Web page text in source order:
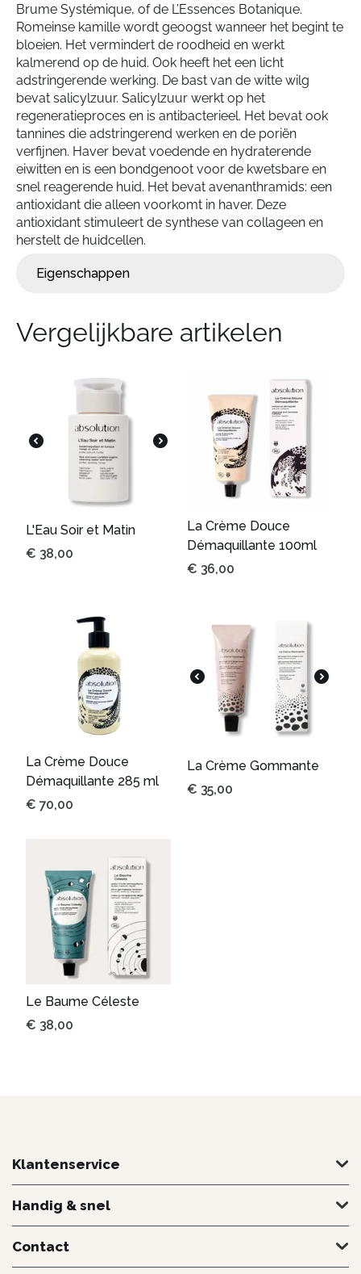
Artikelen mogen binnen 14 dagen in originele verpakking en
zonder schade geretourneerd worden. De retourskosten zijn
voor eigen rekening.
Brume Systémique, of de L’Essences Botanique.
Romeinse kamille wordt geoogst wanneer het begint te
bloeien. Het vermindert de roodheid en werkt
kalmerend op de huid. Ook heeft het een licht
adstringerende werking. De bast van de witte wilg
bevat salicylzuur. Salicylzuur werkt op het
regeneratieproces en is antibacterieel. Het bevat ook
tannines die adstringerend werken en de poriën
verfijnen. Haver bevat voedende en hydraterende
eiwitten en is een bondgenoot voor de kwetsbare en
snel reagerende huid. Het bevat avenanthramids: een
antioxidant die alleen voorkomt in haver. Deze
antioxidant stimuleert de synthese van collageen en
herstelt de huidcellen.
Eigenschappen
Vergelijkbare artikelen
L'Eau Soir et Matin
€ 38,00
La Crème Douce
Démaquillante 100ml
€ 36,00
La Crème Douce
Démaquillante 285 ml
€ 70,00
La Crème Gommante
€ 35,00
Le Baume Céleste
€ 38,00
Klantenservice
Handig & snel
Contact